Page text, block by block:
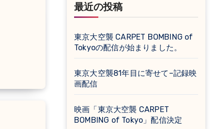
最近の投稿
東京大空襲 CARPET BOMBING of
Tokyoの配信が始まりました。
東京大空襲81年目に寄せて–記録映
画配信
映画「東京大空襲 CARPET
BOMBING of Tokyo」配信決定